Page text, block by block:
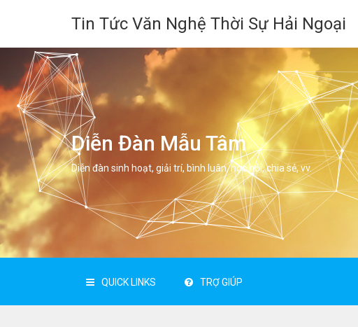
Tin Tức Văn Nghệ Thời Sự Hải Ngoại
Diễn Đàn Mẫu Tâm
Diễn đàn sinh hoạt, giải trí, bình luân, học hỏi, chia sẻ, vv.
QUICK LINKS TRỢ GIÚP